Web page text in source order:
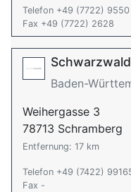
Telefon +49 (7722) 9550
Fax +49 (7722) 2628
Baden-
Weihergasse 3
78713 Schramberg
Entfernung: 17 km
Telefon +49 (7422)
Fax -